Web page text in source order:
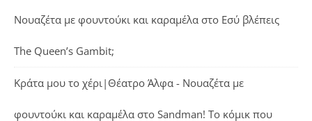
Νουαζέτα με φουντούκι και καραμέλα στο Εσύ βλέπεις
The Queen’s Gambit;
Κράτα μου το χέρι|Θέατρο Άλφα - Νουαζέτα με
φουντούκι και καραμέλα στο Sandman! Το κόμικ που